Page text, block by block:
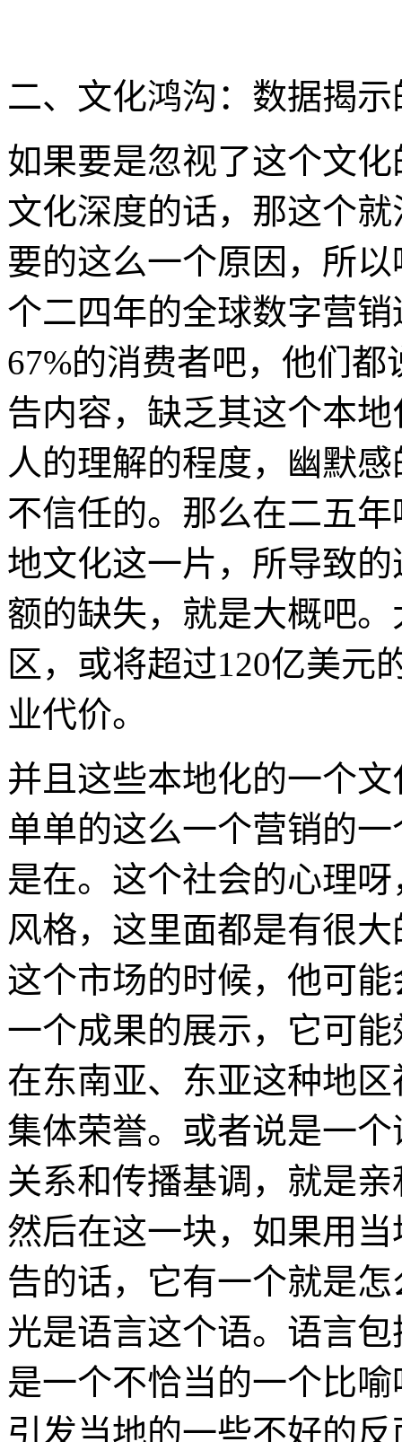
二、文化鸿沟：数据揭
如果要是忽视了这个文
文化深度的话，那这个
要的这么一个原因，所
个二四年的全球数字营
67%的消费者吧，他们
告内容，缺乏其这个本
人的理解的程度，幽默
不信任的。那么在二五
地文化这一片，所导致
额的缺失，就是大概吧
区，或将超过120亿美元
业代价。
并且这些本地化的一个
单单的这么一个营销的
是在。这个社会的心理
风格，这里面都是有很
这个市场的时候，他可
一个成果的展示，它可
在东南亚、东亚这种地
集体荣誉。或者说是一
关系和传播基调，就是
然后在这一块，如果用
告的话，它有一个就是
光是语言这个语。语言
是一个不恰当的一个比
引发当地的一些不好的